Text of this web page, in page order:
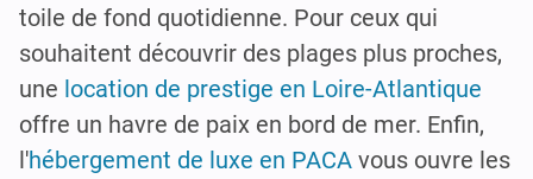
toile de fond quotidienne. Pour ceux qui
souhaitent découvrir des plages plus proches,
une location de prestige en Loire-Atlantique
offre un havre de paix en bord de mer. Enfin,
l'hébergement de luxe en PACA vous ouvre les